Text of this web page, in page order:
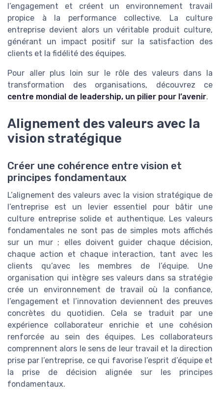
l’engagement et créent un environnement travail
propice à la performance collective. La culture
entreprise devient alors un véritable produit culture,
générant un impact positif sur la satisfaction des
clients et la fidélité des équipes.
Pour aller plus loin sur le rôle des valeurs dans la
transformation des organisations, découvrez ce
centre mondial de leadership, un pilier pour l’avenir.
Alignement des valeurs avec la
vision stratégique
Créer une cohérence entre vision et
principes fondamentaux
L’alignement des valeurs avec la vision stratégique de
l’entreprise est un levier essentiel pour bâtir une
culture entreprise solide et authentique. Les valeurs
fondamentales ne sont pas de simples mots affichés
sur un mur ; elles doivent guider chaque décision,
chaque action et chaque interaction, tant avec les
clients qu’avec les membres de l’équipe. Une
organisation qui intègre ses valeurs dans sa stratégie
crée un environnement de travail où la confiance,
l’engagement et l’innovation deviennent des preuves
concrètes du quotidien. Cela se traduit par une
expérience collaborateur enrichie et une cohésion
renforcée au sein des équipes. Les collaborateurs
comprennent alors le sens de leur travail et la direction
prise par l’entreprise, ce qui favorise l’esprit d’équipe et
la prise de décision alignée sur les principes
fondamentaux.